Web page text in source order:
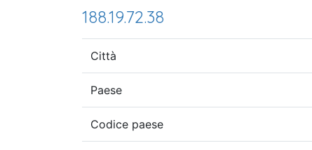
188.19.72.38
Città
Paese
Codice paese